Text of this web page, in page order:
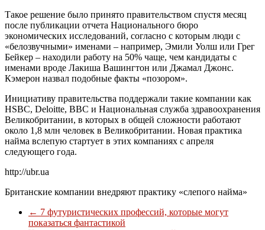
Такое решение было принято правительством спустя месяц
после публикации отчета Национального бюро
экономических исследований, согласно с которым люди с
«белозвучными» именами – например, Эмили Уолш или Грег
Бейкер – находили работу на 50% чаще, чем кандидаты с
именами вроде Лакиша Вашингтон или Джамал Джонс.
Кэмерон назвал подобные факты «позором».
Инициативу правительства поддержали такие компании как
HSBC, Deloitte, BBC и Национальная служба здравоохранения
Великобритании, в которых в общей сложности работают
около 1,8 млн человек в Великобритании. Новая практика
найма вслепую стартует в этих компаниях с апреля
следующего года.
http://ubr.ua
Британские компании внедряют практику «слепого найма»
← 7 футуристических профессий, которые могут
показаться фантастикой